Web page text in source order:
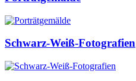
Schwarz-Weiß-Fotografien